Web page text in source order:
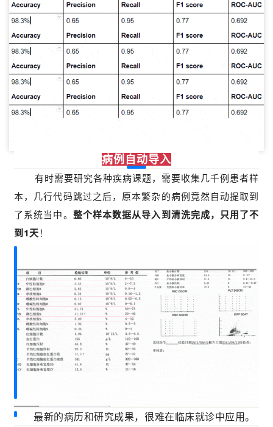
病例自动导入
有时需要研究各种疾病课题，需要收集几千例患者样
本，几行代码跳过之后，原本繁杂的病例竟然自动提取到
了系统当中。 整个样本数据从导入到清洗完成，只用了不
到1天 ！
最新的病历和研究成果，很难在临床就诊中应用。